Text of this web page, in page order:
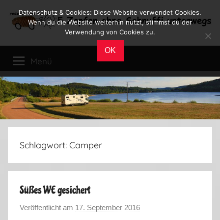
Inhalt
Reiseblog
Leben
im
Wohnmobil
Menü
Schlagwort: Camper
Süßes WE gesichert
Veröffentlicht am 17. September 2016
Datenschutz & Cookies: Diese Website verwendet Cookies.
Wenn du die Website weiterhin nutzt, stimmst du der
Verwendung von Cookies zu.
OK